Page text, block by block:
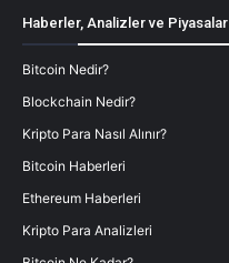
Haberler, Analizler ve Piyasalar
Bitcoin Nedir?
Blockchain Nedir?
Kripto Para Nasıl Alınır?
Bitcoin Haberleri
Ethereum Haberleri
Kripto Para Analizleri